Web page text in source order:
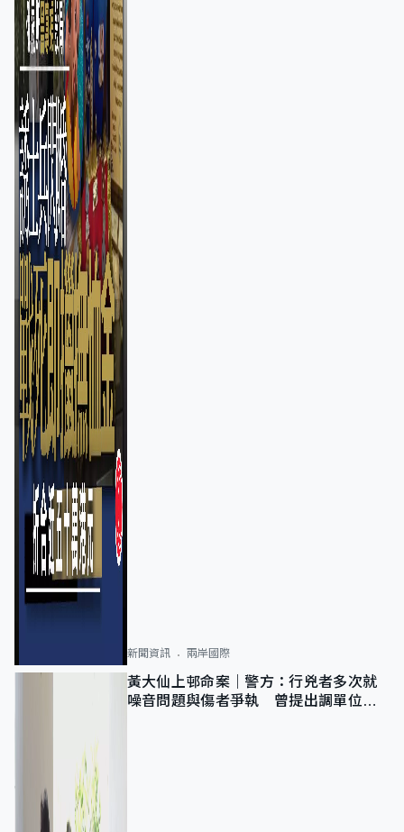
新聞資訊 兩岸國際
黃大仙上邨命案｜警方：行兇者多次就
噪音問題與傷者爭執 曾提出調單位已